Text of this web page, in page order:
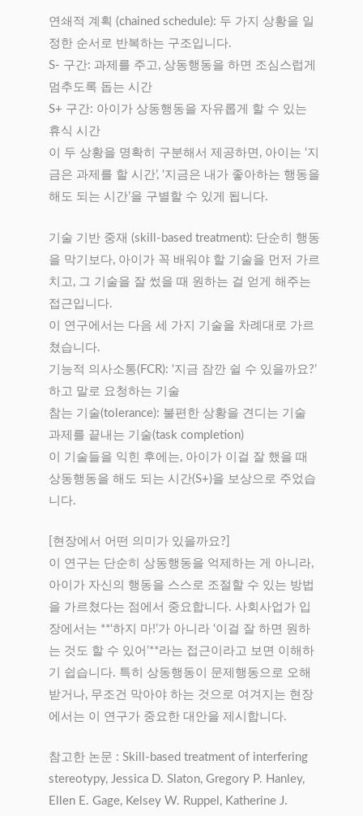
연쇄적 계획 (chained schedule): 두 가지 상황을 일
정한 순서로 반복하는 구조입니다.
S- 구간: 과제를 주고, 상동행동을 하면 조심스럽게
멈추도록 돕는 시간
S+ 구간: 아이가 상동행동을 자유롭게 할 수 있는
휴식 시간
이 두 상황을 명확히 구분해서 제공하면, 아이는 ‘지
금은 과제를 할 시간’, ‘지금은 내가 좋아하는 행동을
해도 되는 시간’을 구별할 수 있게 됩니다.
기술 기반 중재 (skill-based treatment): 단순히 행동
을 막기보다, 아이가 꼭 배워야 할 기술을 먼저 가르
치고, 그 기술을 잘 썼을 때 원하는 걸 얻게 해주는
접근입니다.
이 연구에서는 다음 세 가지 기술을 차례대로 가르
쳤습니다.
기능적 의사소통(FCR): ‘지금 잠깐 쉴 수 있을까요?’
하고 말로 요청하는 기술
참는 기술(tolerance): 불편한 상황을 견디는 기술
과제를 끝내는 기술(task completion)
이 기술들을 익힌 후에는, 아이가 이걸 잘 했을 때
상동행동을 해도 되는 시간(S+)을 보상으로 주었습
니다.
[현장에서 어떤 의미가 있을까요?]
이 연구는 단순히 상동행동을 억제하는 게 아니라,
아이가 자신의 행동을 스스로 조절할 수 있는 방법
을 가르쳤다는 점에서 중요합니다. 사회사업가 입
장에서는 **‘하지 마!’가 아니라 ‘이걸 잘 하면 원하
는 것도 할 수 있어’**라는 접근이라고 보면 이해하
기 쉽습니다. 특히 상동행동이 문제행동으로 오해
받거나, 무조건 막아야 하는 것으로 여겨지는 현장
에서는 이 연구가 중요한 대안을 제시합니다.
참고한 논문 : Skill‐based treatment of interfering
stereotypy, Jessica D. Slaton, Gregory P. Hanley,
Ellen E. Gage, Kelsey W. Ruppel, Katherine J.